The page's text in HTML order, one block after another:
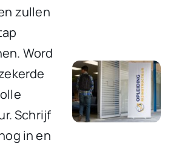
zullen
Word
Schrijf
in en